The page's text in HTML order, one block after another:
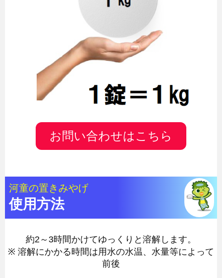
お問い合わせはこちら
河童の置きみやげ
使用方法
約2～3時間かけてゆっくりと溶解します。
※ 溶解にかかる時間は用水の水温、水量等によって
前後